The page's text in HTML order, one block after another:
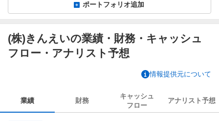
ポートフォリオ追加
(株)きんえいの業績・財務・キャッシュ
フロー・アナリスト予想
情報提供元について
業績 財務
キャッシュ
フロー
アナリスト予想